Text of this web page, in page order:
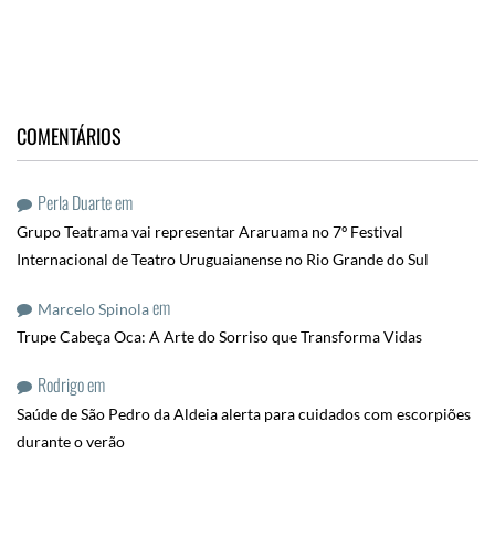
COMENTÁRIOS
Perla Duarteem
Grupo Teatrama vai representar Araruama no 7º Festival
Internacional de Teatro Uruguaianense no Rio Grande do Sul
Marcelo Spinolaem
Trupe Cabeça Oca: A Arte do Sorriso que Transforma Vidas
Rodrigoem
Saúde de São Pedro da Aldeia alerta para cuidados com escorpiões
durante o verão